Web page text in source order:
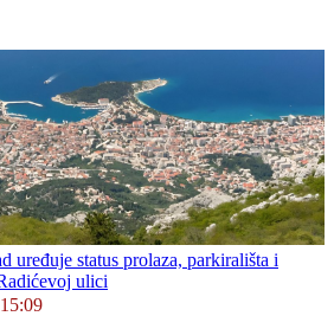
uređuje status prolaza, parkirališta i
ulici